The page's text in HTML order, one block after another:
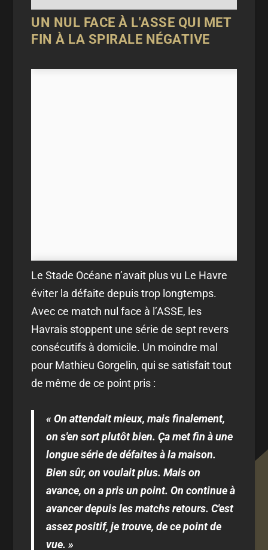
UN NUL FACE À L'ASSE QUI MET
FIN À LA SPIRALE NÉGATIVE
Le Stade Océane n’avait plus vu Le Havre
éviter la défaite depuis trop longtemps.
Avec ce match nul face à l’ASSE, les
Havrais stoppent une série de sept revers
consécutifs à domicile. Un moindre mal
pour Mathieu Gorgelin, qui se satisfait tout
de même de ce point pris :
« On attendait mieux, mais finalement,
on s'en sort plutôt bien. Ça met fin à une
longue série de défaites à la maison.
Bien sûr, on voulait plus. Mais on
avance, on a pris un point. On continue à
avancer depuis les matchs retours. C'est
assez positif, je trouve, de ce point de
vue. »